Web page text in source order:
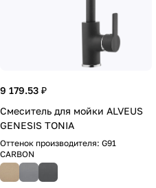
9 179.53 ₽
Смеситель для мойки ALVEUS
GENESIS TONIA
Оттенок производителя: G91
CARBON